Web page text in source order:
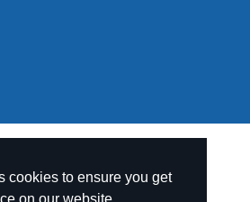
cookies to ensure you get
on our website.
The TruNet Group 2026